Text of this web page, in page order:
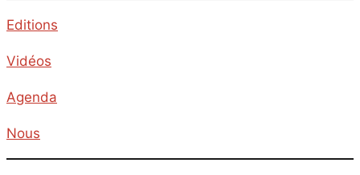
Editions
Vidéos
Agenda
Nous